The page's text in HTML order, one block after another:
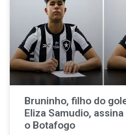
Bruninho, filho do
Eliza Samudio,
o Botafogo